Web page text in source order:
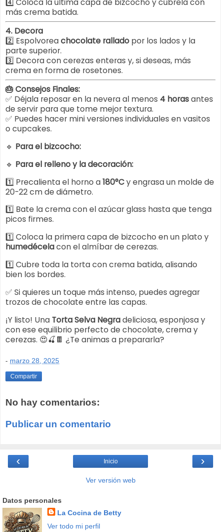
4️⃣ Coloca la última capa de bizcocho y cúbrela con
más crema batida.
4. Decora
2️⃣ Espolvoreachocolate rallado por los lados y la
parte superior.
3️⃣ Decora con cerezas enteras y, si deseas, más
crema en forma de rosetones.
🎂 Consejos Finales:
✅ Déjala reposar en la nevera al menos 4 horasantes
de servir para que tome mejor textura.
✅ Puedes hacer mini versiones individuales en vasitos
o cupcakes.
🔹 Para el bizcocho:
🔹 Para el relleno y la decoración:
1️⃣ Precalienta el horno a180°Cy engrasa un molde de
20-22 cm de diámetro.
1️⃣ Bate la crema con el azúcar glass hasta que tenga
picos firmes.
1️⃣ Coloca la primera capa de bizcocho en un plato y
humedécelacon el almíbar de cerezas.
1️⃣ Cubre toda la torta con crema batida, alisando
bien los bordes.
✅ Si quieres un toque más intenso, puedes agregar
trozos de chocolate entre las capas.
¡Y listo! Una Torta Selva Negradeliciosa, esponjosa y
con ese equilibrio perfecto de chocolate, crema y
cerezas. 😍🍒🍫 ¿Te animas a prepararla?
- marzo 28, 2025
Compartir
No hay comentarios:
Publicar un comentario
‹ ›
Inicio
Ver versión web
Datos personales
La Cocina de Betty
Ver todo mi perfil